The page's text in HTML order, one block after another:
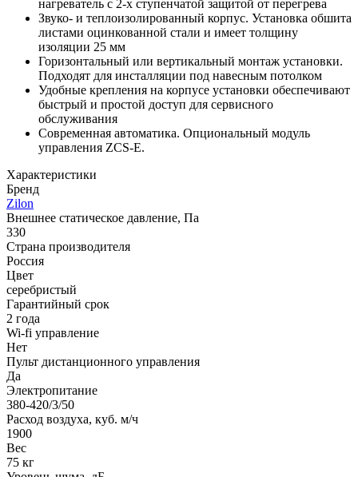
нагреватель с 2-х ступенчатой защитой от перегрева
Звуко- и теплоизолированный корпус. Установка обшита
листами оцинкованной стали и имеет толщину
изоляции 25 мм
Горизонтальный или вертикальный монтаж установки.
Подходят для инсталляции под навесным потолком
Удобные крепления на корпусе установки обеспечивают
быстрый и простой доступ для сервисного
обслуживания
Современная автоматика. Опциональный модуль
управления ZCS-E.
Характеристики
Бренд
Zilon
Внешнее статическое давление, Па
330
Страна производителя
Россия
Цвет
серебристый
Гарантийный срок
2 года
Wi-fi управление
Нет
Пульт дистанционного управления
Да
Электропитание
380-420/3/50
Расход воздуха, куб. м/ч
1900
Вес
75 кг